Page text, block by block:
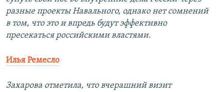
разные проекты Навального, однако нет сомнений
в том, что это и впредь будут эффективно
пресекаться российскими властями.
Илья Ремесло
Захарова отметила, что вчерашний визит